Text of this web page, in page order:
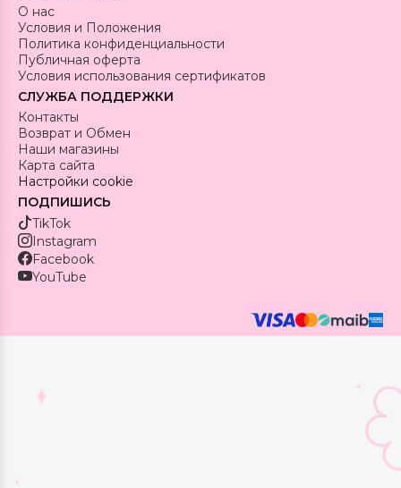
О нас
Условия и Положения
Политика конфиденциальности
Публичная оферта
Условия использования сертификатов
СЛУЖБА ПОДДЕРЖКИ
Контакты
Возврат и Обмен
Наши магазины
Карта сайта
Настройки cookie
ПОДПИШИСЬ
TikTok
Instagram
Facebook
YouTube